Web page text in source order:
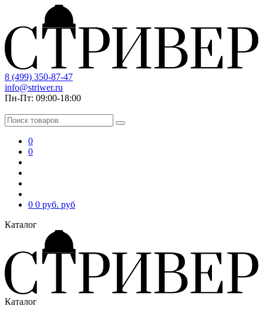
8 (499) 350-87-47
info@striwer.ru
Пн-Пт: 09:00-18:00
0
0
0 0 руб. руб
Каталог
Каталог